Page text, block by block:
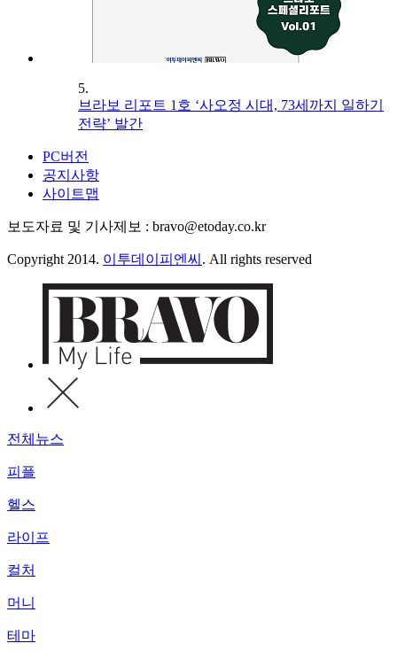
5.
브라보 리포트 1호 ‘사오정 시대, 73세까지 일하기
전략’ 발간
PC버전
공지사항
사이트맵
보도자료 및 기사제보 : bravo@etoday.co.kr
Copyright 2014. 이투데이피엔씨 . All rights reserved
전체뉴스
피플
헬스
라이프
컬처
머니
테마